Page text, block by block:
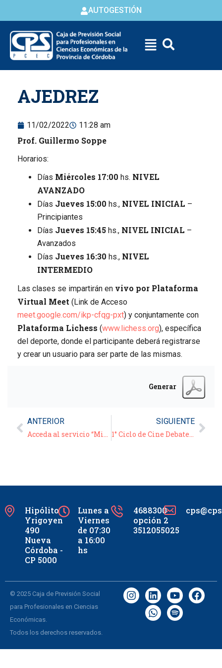
AUTOGESTIÓN
content
AJEDREZ
11/02/2022 11:28 am
Prof. Guillermo Soppe
Horarios:
Días Miércoles 17:00 hs. NIVEL
AVANZADO
Días Jueves 15:00 hs., NIVEL INICIAL –
Principiantes
Días Jueves 15:45 hs., NIVEL INICIAL –
Avanzados
Días Jueves 16:30 hs., NIVEL
INTERMEDIO
Las clases se impartirán en vivo por Plataforma
Virtual Meet (Link de Acceso
meet.google.com/ikp-cfqg-pxt) y conjuntamente con
Plataforma Lichess (www.lichess.org), específica
del deporte, donde el participante deberá registrarse
y crear un usuario para ser parte de las mismas.
Generar
ANTERIOR
Acceda al servicio “Mis Aportes”
SIGUIENTE
1° Ciclo de Cine Debate Virtual – 2022 – Película: “La hija oscura”
Hipólito
Yrigoyen
490
Nueva
Córdoba -
CP 5000
Lunes a
Viernes
de 07:30
a 16:00
hs
4688300
opción 2
3512055025
© 2025 Caja de Previsión Social
para Profesionales en Ciencias
Económicas.
Todos los derechos reservados.